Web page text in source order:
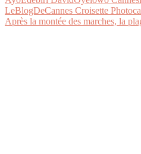
Après la montée des marches, la